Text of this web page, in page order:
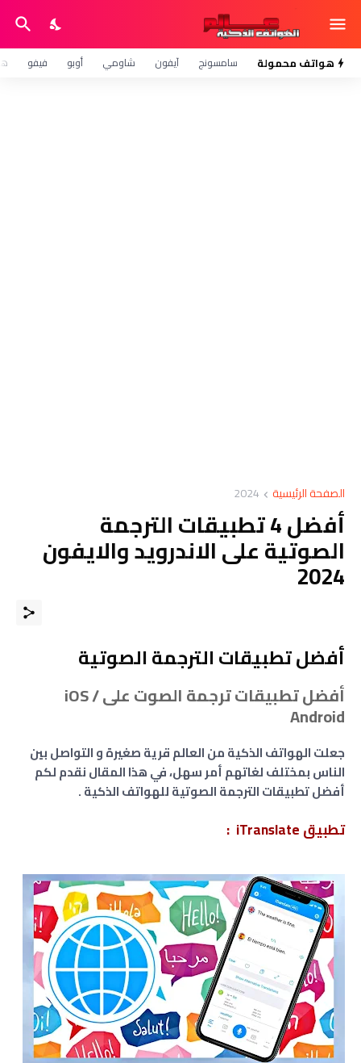
هواتف محمولة سامسونج آيفون شاومي أوبو فيفو
الصفحة الرئيسية 2024
أفضل 4 تطبيقات الترجمة
الصوتية على الاندرويد والايفون
2024
أفضل تطبيقات الترجمة الصوتية
أفضل تطبيقات ترجمة الصوت على iOS /
Android
جعلت الهواتف الذكية من العالم قرية صغيرة و التواصل بين
الناس بمختلف لغاتهم أمر سهل، في هذا المقال نقدم لكم
أفضل تطبيقات الترجمة الصوتية للهواتف الذكية .
تطبيق iTranslate :